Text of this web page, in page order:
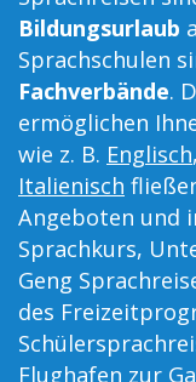
Bildungsurlaub
Sprachschulen
Fachverbände.
ermöglichen
wie z. B. Englisch,
Italienisch
Angeboten und
Sprachkurs,
Geng
des
Flughafen zur